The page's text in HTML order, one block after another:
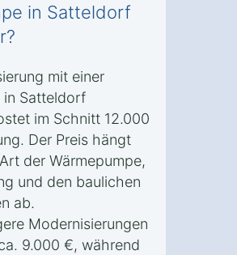
in Satteldorf
mit einer
in Satteldorf
im Schnitt 12.000
Der Preis hängt
der Wärmepumpe,
und den baulichen
ab.
Modernisierungen
9.000 €, während